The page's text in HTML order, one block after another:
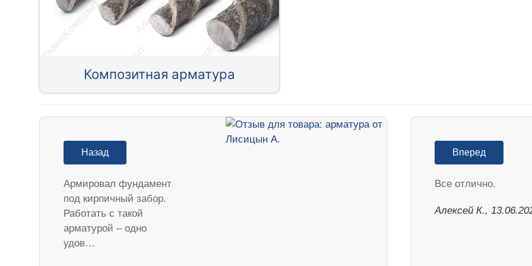
Композитная арматура
Назад
Армировал фундамент
под кирпичный забор.
Работать с такой
арматурой – одно
удов…
Вперед
Все отлично.
Алексей К.,